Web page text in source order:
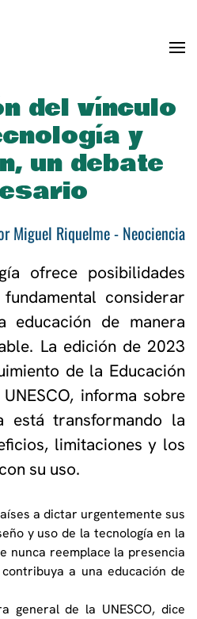
del vínculo
y
un debate
Miguel Riquelme - Neociencia
ofrece posibilidades
considerar
educación de manera
La edición de 2023
de la Educación
informa sobre
está transformando la
limitaciones y los
su uso.
a dictar urgentemente sus
y uso de la tecnología en la
nunca reemplace la presencia
a una educación de
general de la UNESCO, dice